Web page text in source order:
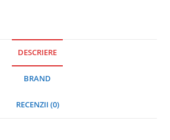
DESCRIERE
BRAND
RECENZII (0)